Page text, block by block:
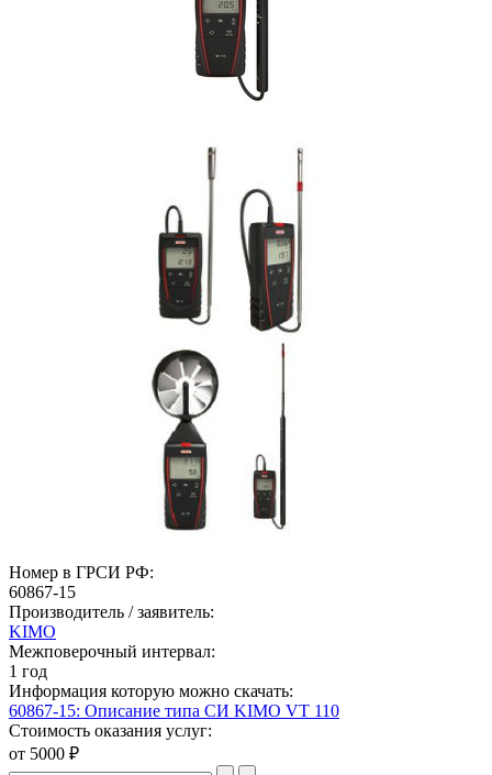
Номер в ГРСИ РФ:
60867-15
Производитель / заявитель:
KIMO
Межповерочный интервал:
1 год
Информация которую можно скачать:
60867-15: Описание типа СИ KIMO VT 110
Стоимость оказания услуг:
от 5000 ₽